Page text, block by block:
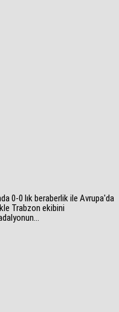
0-0 lık beraberlik ile Avrupa'da
Trabzon ekibini